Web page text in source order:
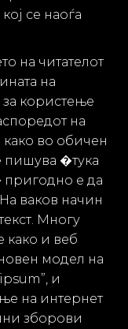
се наоѓа
на читателот
на
за користење
на
во обичен
пишува �тука
пригодно е да
ваков начин
Многу
како и веб
модел на
и
на интернет
зборови